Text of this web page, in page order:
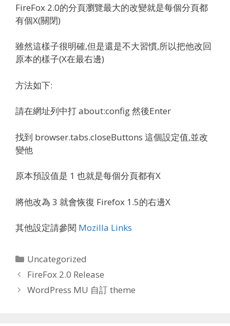
FireFox 2.0的分頁瀏覽最大的改變就是每個分頁都
有個X(關閉)
雖然這樣子很明確,但是還是不大習慣,所以把他改回
原本的樣子(X在最右邊)
方法如下:
請在網址列中打 about:config 然後Enter
找到 browser.tabs.closeButtons 這個設定值,並改
變他
原本預設值是 1 也就是每個分頁都有X
將他改為 3 就會恢復 Firefox 1.5的右邊X
其他設定請參閱 Mozilla Links
Categories
Uncategorized
FireFox 2.0 Release
WordPress MU 自訂 theme